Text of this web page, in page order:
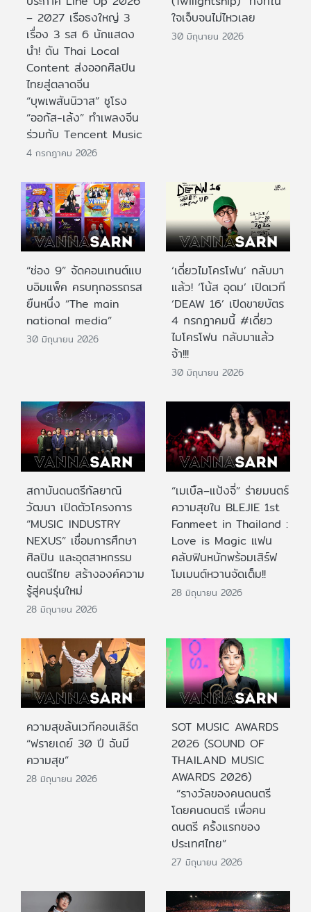
– 2027 เรือธงใหญ่ 3
เรื่อง 3 รส 6 นักแสดง
นำ! ดัน Thai Local
Content ส่งออกศิลปิน
ไทยสู่ตลาดจีน
“บุพเพสันนิวาส” ชูโรง
“ออกัส-เล้ง” ทำเพลงจีน
ร่วมกับ Tencent Music
4 กรกฎาคม 2026
ใจเจ็บจนไม่ไหวเลย
30 มิถุนายน 2026
“ช่อง 9” จัดคอนเทนต์แบ
บอิมแพ็ค ครบทุกอรรถรส
ยืนหนึ่ง “The main
national media”
30 มิถุนายน 2026
‘เดี่ยวไมโครโฟน’ กลับมา
แล้ว! ‘โน้ส อุดม’ เปิดเวที
‘DEAW 16’ เปิดขายบัตร
4 กรกฎาคมนี้ #เดี่ยว
ไมโครโฟน กลับมาแล้ว
จ้า!!!
30 มิถุนายน 2026
สถาบันดนตรีกัลยาณิ
วัฒนา เปิดตัวโครงการ
“MUSIC INDUSTRY
NEXUS” เชื่อมการศึกษา
ศิลปิน และอุตสาหกรรม
ดนตรีไทย สร้างองค์ความ
รู้สู่คนรุ่นใหม่
28 มิถุนายน 2026
“เมเบิ้ล–แป้งจี่” ร่ายมนตร์
ความสุขใน BLEJIE 1st
Fanmeet in Thailand :
Love is Magic แฟน
คลับฟินหนักพร้อมเสิร์ฟ
โมเมนต์หวานจัดเต็ม!!
28 มิถุนายน 2026
ความสุขล้นเวทีคอนเสิร์ต
“ฟรายเดย์ 30 ปี ฉันมี
ความสุข”
28 มิถุนายน 2026
SOT MUSIC AWARDS
2026 (SOUND OF
THAILAND MUSIC
AWARDS 2026)
“รางวัลของคนดนตรี
โดยคนดนตรี เพื่อคน
ดนตรี ครั้งแรกของ
ประเทศไทย”
27 มิถุนายน 2026